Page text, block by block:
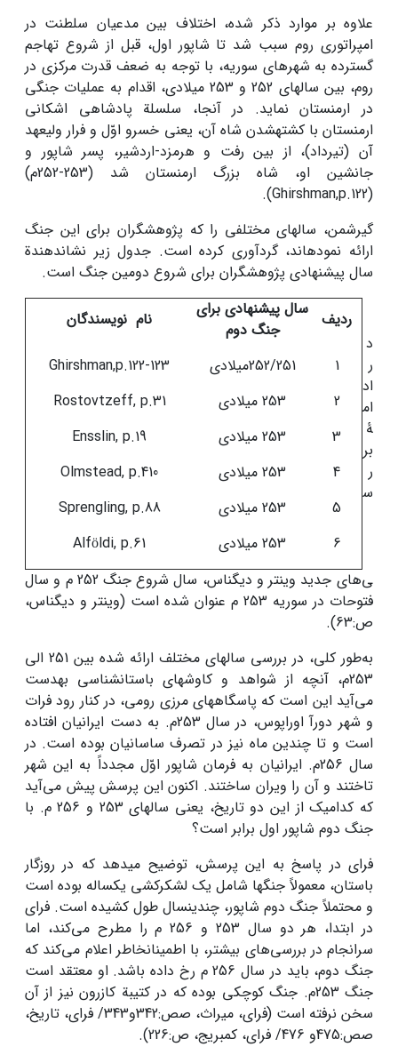
علاوه بر موارد ذکر شده، اختلاف بین مدعیان سلطنت در
امپراتوری روم سبب شد تا شاپور اول، قبل از شروع تهاجم
گسترده به شهرهای سوریه، با توجه به ضعف قدرت مرکزی در
روم، بین سال­های 252 و 253 میلادی، اقدام به عملیات جنگی
در ارمنستان نماید. در آنجا، سلسلة پادشاهی اشکانی
ارمنستان با کشته­شدن شاه آن، یعنی خسرو اوّل و فرار ولیعهد
آن (تیرداد)، از بین رفت و هرمزد-اردشیر، پسر شاپور و
جانشین او، شاه بزرگ ارمنستان شد (253-252م)
(Ghirshman,p.122).
گیرشمن، سال­های مختلفی را که پژوهشگران برای این جنگ
ارائه نموده­اند، گردآوری کرده است. جدول زیر نشان­دهندة
سال پیشنهادی پژوهشگران برای شروع دومین جنگ است.
ردیف سال پیشنهادی برای
جنگ دوم
نام نویسندگان
1 252/251میلادی
Ghirshman,p.122-123
2
253 میلادی
Rostovtzeff, p.31
3
253 میلادی
Ensslin, p.19
4
253 میلادی
Olmstead, p.410
5
253 میلادی
Sprengling, p.88
6
253 میلادی Alföldi, p.61
د
ر
اد
ام
ۀ
بر
ر
س
ی‌های جدید وینتر و دیگناس، سال شروع جنگ 252 م و سال
فتوحات در سوریه 253 م عنوان شده است (وینتر و دیگناس،
ص:63).
به‌طور کلی، در بررسی سال­های مختلف ارائه شده بین 251 الی
253م، آنچه از شواهد و کاوش­های باستان­شناسی به­دست
می‌آید این است که پاسگاه­های مرزی رومی، در کنار رود فرات
و شهر دورآ اوراپوس، در سال 253م. به دست ایرانیان افتاده
است و تا چندین ماه نیز در تصرف ساسانیان بوده است. در
سال 256م. ایرانیان به فرمان شاپور اوّل مجدداً به این شهر
تاختند و آن را ویران ساختند. اکنون این پرسش پیش می‌آید
که کدامیک از این دو تاریخ، یعنی سال­های 253 و 256 م. با
جنگ دوم شاپور اول برابر است؟
فرای در پاسخ به این پرسش، توضیح می­دهد که در روزگار
باستان، معمولاً جنگ­ها شامل یک لشکرکشی یکساله بوده است
و محتملاً جنگ دوم شاپور، چندین­سال طول کشیده است. فرای
در ابتدا، هر دو سال 253 و 256 م را مطرح می‌کند، اما
سرانجام در بررسی‌های بیشتر، با اطمینان­خاطر اعلام می‌کند که
جنگ دوم، باید در سال 256 م رخ داده باشد. او معتقد است
جنگ 253م. جنگ کوچکی بوده که در کتیبة کازرون نیز از آن
سخن نرفته است (فرای، میراث، صص:342و343/ فرای، تاریخ،
صص:475و 476/ فرای، کمبریج، ص:226).